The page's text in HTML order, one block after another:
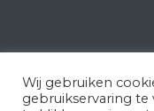
© Copyright
Wij gebruiken
gebruikservaring